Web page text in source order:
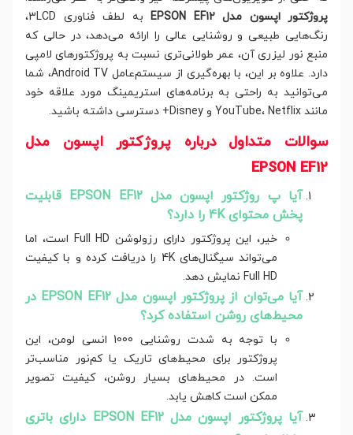
پروژکتور اپسون مدل EPSON EF12
به لطف فناوری 3LCD،
رنگ‌هایی طبیعی و روشنایی عالی را ارائه می‌دهد، در حالی که
منبع نور لیزری آن، عمر طولانی‌تری نسبت به پروژکتورهای لامپی
دارد. علاوه بر این، با بهره‌گیری از سیستم‌عامل Android TV، شما
می‌توانید به راحتی به برنامه‌های استریمینگ مورد علاقه خود
مانند YouTube، Netflix و Disney+ دسترسی داشته باشید.
سوالات متداول درباره پروژکتور اپسون مدل
EPSON EF12
آیا پ روژکتور اپسون مدل EPSON EF12 قابلیت
پخش محتوای 4K را دارد؟
خیر، این پروژکتور دارای رزولوشن Full HD است، اما
می‌تواند سیگنال‌های 4K را دریافت کرده و با کیفیت
Full HD نمایش دهد.
آیا می‌توان از پروژکتور اپسون مدل EPSON EF12 در
محیط‌های روشن استفاده کرد؟
با توجه به شدت روشنایی 1000 انسی لومن، این
پروژکتور برای محیط‌های تاریک یا کم‌نور مناسب‌تر
است. در محیط‌های بسیار روشن، کیفیت تصویر
ممکن است کاهش یابد.
آیا پروژکتور اپسون مدل EPSON EF12 دارای باتری